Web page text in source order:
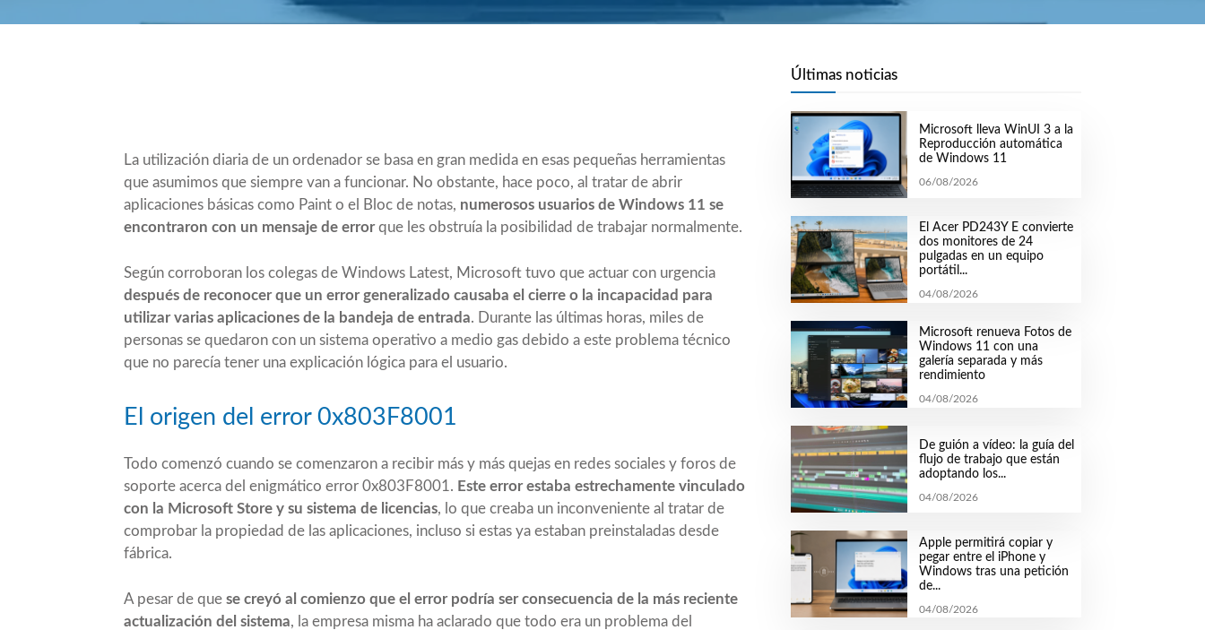
La utilización diaria de un ordenador se basa en gran medida en esas pequeñas herramientas
que asumimos que siempre van a funcionar. No obstante, hace poco, al tratar de abrir
aplicaciones básicas como Paint o el Bloc de notas, numerosos usuarios de Windows 11 se
encontraron con un mensaje de errorque les obstruía la posibilidad de trabajar normalmente.
Según corroboran los colegas de Windows Latest, Microsoft tuvo que actuar con urgencia
después de reconocer que un error generalizado causaba el cierre o la incapacidad para
utilizar varias aplicaciones de la bandeja de entrada. Durante las últimas horas, miles de
personas se quedaron con un sistema operativo a medio gas debido a este problema técnico
que no parecía tener una explicación lógica para el usuario.
El origen del error 0x803F8001
Todo comenzó cuando se comenzaron a recibir más y más quejas en redes sociales y foros de
soporte acerca del enigmático error 0x803F8001. Este error estaba estrechamente vinculado
con la Microsoft Store y su sistema de licencias, lo que creaba un inconveniente al tratar de
comprobar la propiedad de las aplicaciones, incluso si estas ya estaban preinstaladas desde
fábrica.
A pesar de que se creyó al comienzo que el error podría ser consecuencia de la más reciente
actualización del sistema, la empresa misma ha aclarado que todo era un problema del
Últimas noticias
Microsoft lleva WinUI 3 a la
Reproducción automática
de Windows 11
06/08/2026
El Acer PD243Y E convierte
dos monitores de 24
pulgadas en un equipo
portátil...
04/08/2026
Microsoft renueva Fotos de
Windows 11 con una
galería separada y más
rendimiento
04/08/2026
De guión a vídeo: la guía del
flujo de trabajo que están
adoptando los...
04/08/2026
Apple permitirá copiar y
pegar entre el iPhone y
Windows tras una petición
de...
04/08/2026